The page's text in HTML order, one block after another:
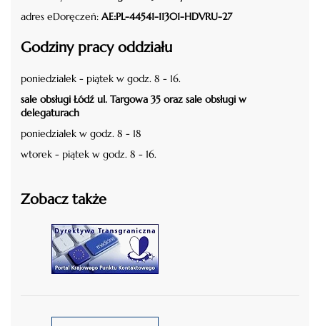
adres eDoręczeń: AE:PL-44541-11301-HDVRU-27
Godziny pracy oddziału
poniedziałek - piątek w godz. 8 - 16.
sale obsługi Łódź ul. Targowa 35 oraz sale obsługi w
delegaturach
poniedziałek w godz. 8 - 18
wtorek - piątek w godz. 8 - 16.
Zobacz także
czytaj więcej